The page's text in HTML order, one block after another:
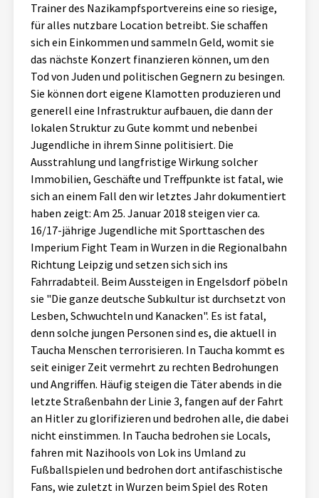
Trainer des Nazikampfsportvereins eine so riesige,
für alles nutzbare Location betreibt. Sie schaffen
sich ein Einkommen und sammeln Geld, womit sie
das nächste Konzert finanzieren können, um den
Tod von Juden und politischen Gegnern zu besingen.
Sie können dort eigene Klamotten produzieren und
generell eine Infrastruktur aufbauen, die dann der
lokalen Struktur zu Gute kommt und nebenbei
Jugendliche in ihrem Sinne politisiert. Die
Ausstrahlung und langfristige Wirkung solcher
Immobilien, Geschäfte und Treffpunkte ist fatal, wie
sich an einem Fall den wir letztes Jahr dokumentiert
haben zeigt: Am 25. Januar 2018 steigen vier ca.
16/17-jährige Jugendliche mit Sporttaschen des
Imperium Fight Team in Wurzen in die Regionalbahn
Richtung Leipzig und setzen sich sich ins
Fahrradabteil. Beim Aussteigen in Engelsdorf pöbeln
sie "Die ganze deutsche Subkultur ist durchsetzt von
Lesben, Schwuchteln und Kanacken". Es ist fatal,
denn solche jungen Personen sind es, die aktuell in
Taucha Menschen terrorisieren. In Taucha kommt es
seit einiger Zeit vermehrt zu rechten Bedrohungen
und Angriffen. Häufig steigen die Täter abends in die
letzte Straßenbahn der Linie 3, fangen auf der Fahrt
an Hitler zu glorifizieren und bedrohen alle, die dabei
nicht einstimmen. In Taucha bedrohen sie Locals,
fahren mit Nazihools von Lok ins Umland zu
Fußballspielen und bedrohen dort antifaschistische
Fans, wie zuletzt in Wurzen beim Spiel des Roten